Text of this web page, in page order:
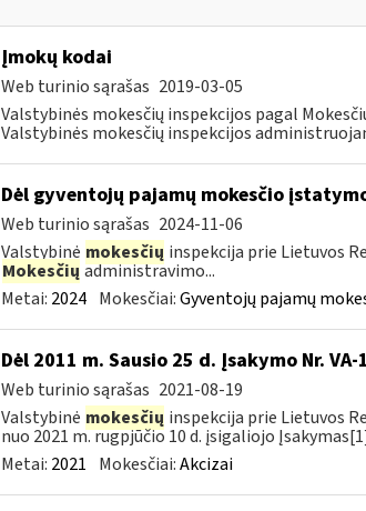
Įmokų kodai
Web turinio sąrašas 2019-03-05
Valstybinės mokesčių inspekcijos pagal
Valstybinės mokesčių inspekcijos
Dėl gyventojų pajamų mokesčio
Web turinio sąrašas 2024-11-06
Valstybinė mokesčių inspekcija prie Lietuvos
Mokesčių administravimo...
Metai: 2024 Mokesčiai:Gyventojų pajamų
Dėl 2011 m. Sausio 25 d. Įsakymo Nr.
Web turinio sąrašas 2021-08-19
Valstybinė mokesčių inspekcija prie Lietuvos
nuo 2021 m. rugpjūčio 10 d. įsigaliojo
Metai: 2021 Mokesčiai:Akcizai